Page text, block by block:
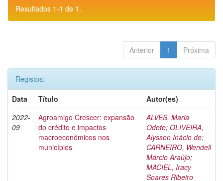
Resultados 1-1 de 1.
Anterior 1 Próxima
Registos:
Data
Título
Autor(es)
2022-
09
Agroamigo Crescer: expansão
do crédito e impactos
macroeconômicos nos
municípios
ALVES, Maria
Odete; OLIVEIRA,
Alysson Inácio de;
CARNEIRO, Wendell
Márcio Araújo;
MACIEL, Iracy
Soares Ribeiro